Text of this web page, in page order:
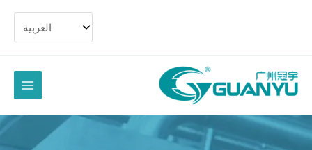
القائمة
الرئيسية